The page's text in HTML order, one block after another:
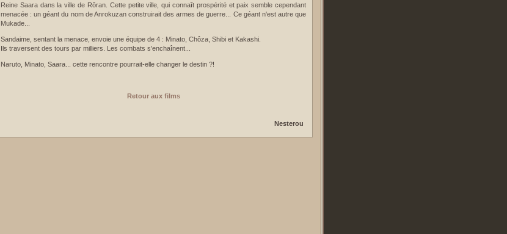
Reine Saara dans la ville de Rôran. Cette petite ville, qui connaît prospérité et paix semble cependant
menacée : un géant du nom de Anrokuzan construirait des armes de guerre... Ce géant n'est autre que
Mukade...
Sandaime, sentant la menace, envoie une équipe de 4 : Minato, Chôza, Shibi et Kakashi.
Ils traversent des tours par milliers. Les combats s'enchaînent...
Naruto, Minato, Saara... cette rencontre pourrait-elle changer le destin ?!
Retour aux films
Nesterou